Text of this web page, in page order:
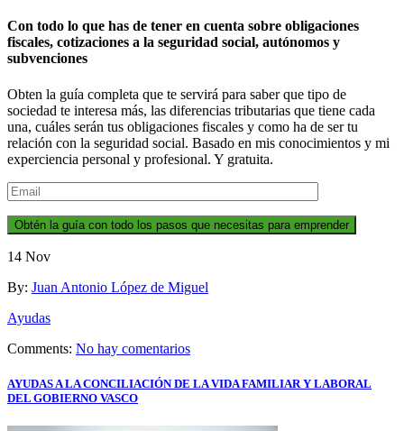
Con todo lo que has de tener en cuenta sobre obligaciones
fiscales, cotizaciones a la seguridad social, autónomos y
subvenciones
Obten la guía completa que te servirá para saber que tipo de
sociedad te interesa más, las diferencias tributarias que tiene cada
una, cuáles serán tus obligaciones fiscales y como ha de ser tu
relación con la seguridad social. Basado en mis conocimientos y mi
experciencia personal y profesional. Y gratuita.
Obtén la guía con todo los pasos que necesitas para emprender
14 Nov
By: Juan Antonio López de Miguel
Ayudas
Comments: No hay comentarios
AYUDAS A LA CONCILIACIÓN DE LA VIDA FAMILIAR Y LABORAL
DEL GOBIERNO VASCO